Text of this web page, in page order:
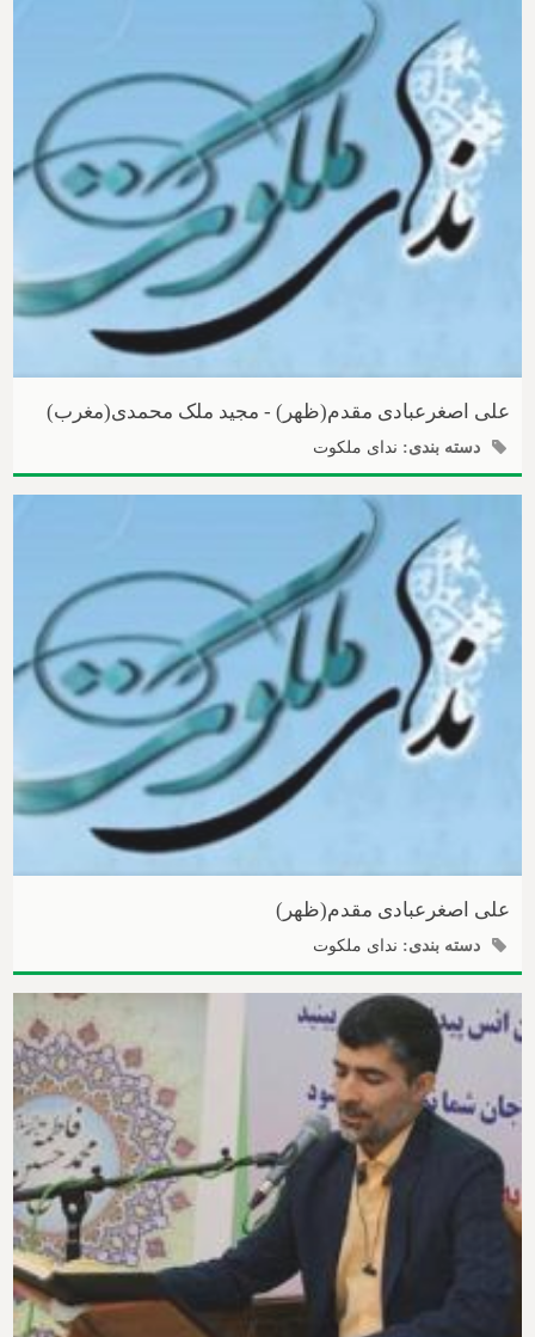
علی اصغرعبادی مقدم(ظهر) - مجید ملک محمدی(مغرب)
دسته بندی: ندای ملکوت
علی اصغرعبادی مقدم(ظهر)
دسته بندی: ندای ملکوت